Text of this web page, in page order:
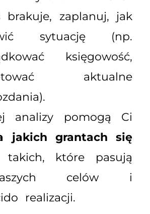
brakuje, zaplanuj, jak
sytuację (np.
księgowość,
aktualne
analizy pomogą Ci
jakich grantach się
które pasują
celów i
realizacji.